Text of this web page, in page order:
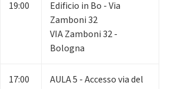
19:00
Edificio in Bo - Via
Zamboni 32
VIA Zamboni 32 -
Bologna
17:00
AULA 5 - Accesso via del